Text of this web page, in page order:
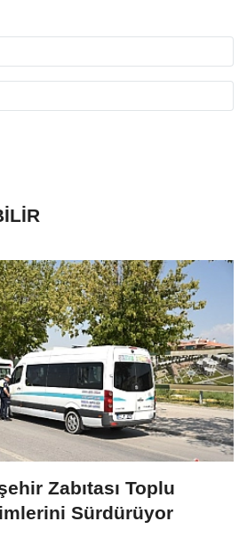
Zabıtası Toplu
Sürdürüyor